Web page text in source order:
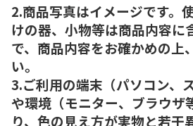
2.商品写真はイメージです。
けの器、小物等は商品内容に
で、商品内容をお確かめの上
い。
3.ご利用の端末（パソコン、
や環境（モニター、ブラウザ
り、色の見え方が実物と若干